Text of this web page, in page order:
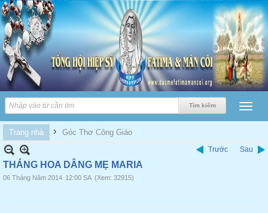
Trang nhà › Góc Thơ Công Giáo
Trước Sau
THÁNG HOA DÂNG MẸ MARIA
06 Tháng Năm 2014 12:00 SA (Xem: 32915)